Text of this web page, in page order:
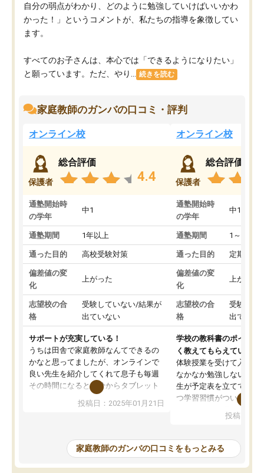
自分の弱点がわかり、どのように勉強していけばいいかわ
かった！」というコメントが、私たちの指導を象徴してい
ます。
すべてのお子さんは、本心では「できるようになりたい」
と願っています。ただ、やり...
続きを読む
家庭教師のガンバの口コミ・評判
オンライン校
保護者
総合評価
4.4
通塾開始時
の学年
中1
通塾期間 1年以上
通った目的 高校受験対策
偏差値の変
化
上がった
志望校の合
格
受験していない/結果が
出ていない
サポートが充実している！
うちは田舎で家庭教師なんてできるの
かなと思ってましたが、オンラインで
良い先生を紹介してくれて息子も毎週
その時間になると自分からタブレット
を開いてzoomを繋げるようになりまし
た！5科目なんでもOKなのもとても気
めて1年ほどだった今では平均点以上の
科目が増えてきました！あと1年受験ま
であるので無料の週末教室を使用しな
投稿日：2025年01月21日
オンライン校
保護者
総合評価
通塾開始時
の学年
中1
通塾期間 1～3ヵ月
通った目的 定期テス
偏差値の変
化
上がった
志望校の合
格
受験して
出ていな
学校の教科書のポイント
く教えてもらえている
体験授業を受けて入塾し
なかなか勉強しない息子
生が予定表を立ててくれ
つ学習習慣がついてきま
指導が無い日も予定表
問できるのでとても助か
投稿日：
家庭教師のガンバの口コミをもっとみる